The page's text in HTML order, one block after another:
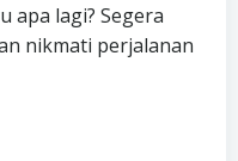
apa lagi? Segera
nikmati perjalanan